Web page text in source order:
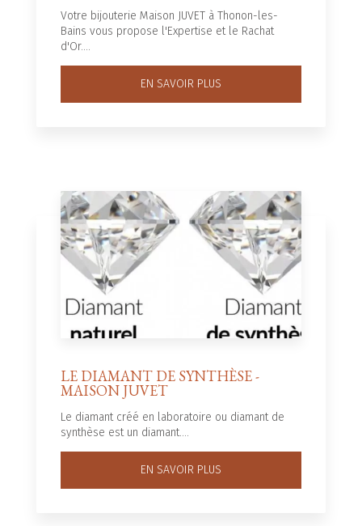
Votre bijouterie Maison JUVET à Thonon-les-
Bains vous propose l'Expertise et le Rachat
d'Or....
EN SAVOIR PLUS
LE DIAMANT DE SYNTHÈSE -
MAISON JUVET
Le diamant créé en laboratoire ou diamant de
synthèse est un diamant....
EN SAVOIR PLUS